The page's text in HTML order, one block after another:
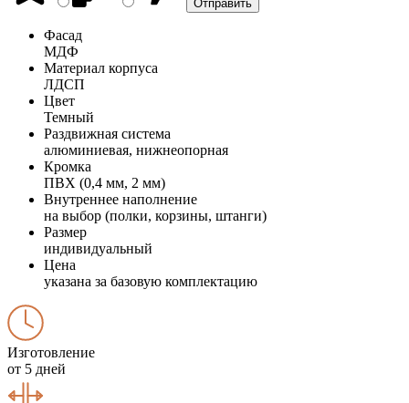
Фасад
МДФ
Материал корпуса
ЛДСП
Цвет
Темный
Раздвижная система
алюминиевая, нижнеопорная
Кромка
ПВХ (0,4 мм, 2 мм)
Внутреннее наполнение
на выбор (полки, корзины, штанги)
Размер
индивидуальный
Цена
указана за базовую комплектацию
Изготовление
от 5 дней